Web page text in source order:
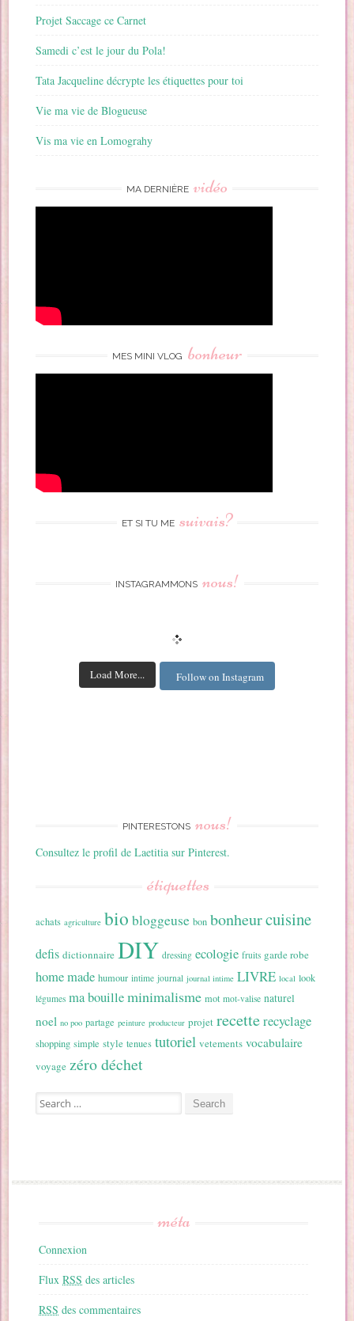
Projet Saccage ce Carnet
Samedi c’est le jour du Pola!
Tata Jacqueline décrypte les étiquettes pour toi
Vie ma vie de Blogueuse
Vis ma vie en Lomograhy
MA DERNIÈRE vidéo
MES MINI VLOG bonheur
ET SI TU ME suivais?
INSTAGRAMMONS nous!
Load More... Follow on Instagram
PINTERESTONS nous!
Consultez le profil de Laetitia sur Pinterest.
étiquettes
achats agriculture bio bloggeuse bon bonheurcuisine
defis dictionnaire DIY dressing ecologie fruits garde robe
home made humour intime journal journal intime LIVRE local look
légumes ma bouilleminimalisme mot mot-valise naturel
noel no poo partage peinture producteur projet recetterecyclage
shopping simple style tenues tutoriel vetements vocabulaire
voyage zéro déchet
Search for:
méta
Connexion
FluxRSS des articles
RSS des commentaires